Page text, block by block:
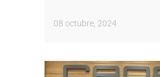
08 octubre, 2024